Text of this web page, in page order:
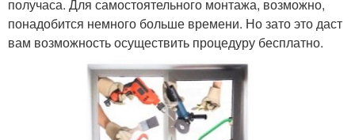
получаса. Для самостоятельного монтажа, возможно,
понадобится немного больше времени. Но зато это даст
вам возможность осуществить процедуру бесплатно.